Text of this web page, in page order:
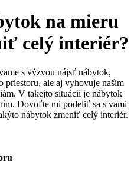
na mieru
celý interiér?
s výzvou nájsť nábytok,
priestoru, ale aj vyhovuje našim
V takejto situácii je nábytok
Dovoľte mi podeliť sa s vami
nábytok zmeniť celý interiér.